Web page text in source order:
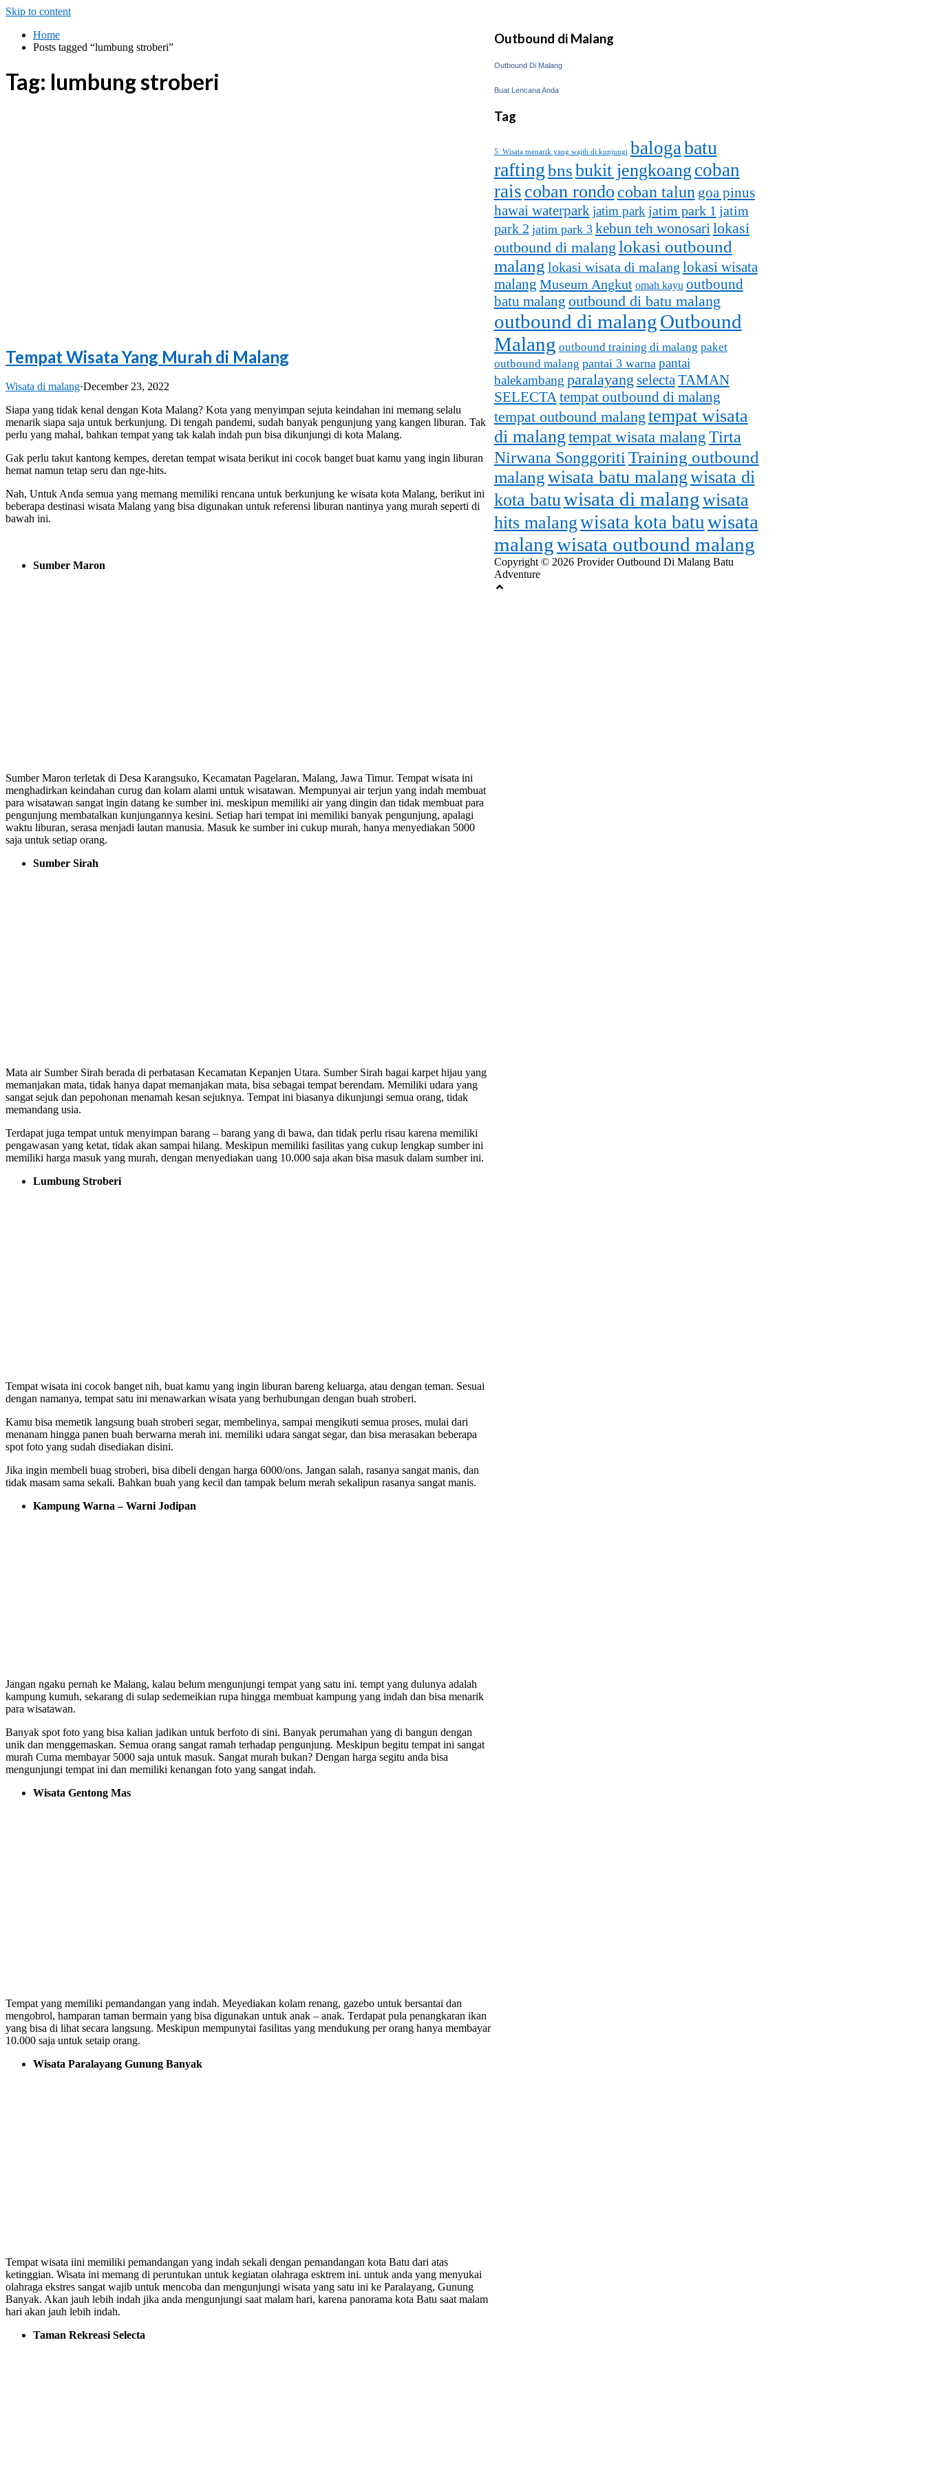
Skip to content
Home
Posts tagged “lumbung stroberi”
Tag: lumbung stroberi
Tempat Wisata Yang Murah di Malang
Wisata di malang·December 23, 2022
Siapa yang tidak kenal dengan Kota Malang? Kota yang menyimpan sejuta keindahan ini memang selalu
menarik siapa saja untuk berkunjung. Di tengah pandemi, sudah banyak pengunjung yang kangen liburan. Tak
perlu yang mahal, bahkan tempat yang tak kalah indah pun bisa dikunjungi di kota Malang.
Gak perlu takut kantong kempes, deretan tempat wisata berikut ini cocok banget buat kamu yang ingin liburan
hemat namun tetap seru dan nge-hits.
Nah, Untuk Anda semua yang memang memiliki rencana untuk berkunjung ke wisata kota Malang, berikut ini
beberapa destinasi wisata Malang yang bisa digunakan untuk referensi liburan nantinya yang murah seperti di
bawah ini.
Sumber Maron
Sumber Maron terletak di Desa Karangsuko, Kecamatan Pagelaran, Malang, Jawa Timur. Tempat wisata ini
menghadirkan keindahan curug dan kolam alami untuk wisatawan. Mempunyai air terjun yang indah membuat
para wisatawan sangat ingin datang ke sumber ini. meskipun memiliki air yang dingin dan tidak membuat para
pengunjung membatalkan kunjungannya kesini. Setiap hari tempat ini memiliki banyak pengunjung, apalagi
waktu liburan, serasa menjadi lautan manusia. Masuk ke sumber ini cukup murah, hanya menyediakan 5000
saja untuk setiap orang.
Sumber Sirah
Mata air Sumber Sirah berada di perbatasan Kecamatan Kepanjen Utara. Sumber Sirah bagai karpet hijau yang
memanjakan mata, tidak hanya dapat memanjakan mata, bisa sebagai tempat berendam. Memiliki udara yang
sangat sejuk dan pepohonan menamah kesan sejuknya. Tempat ini biasanya dikunjungi semua orang, tidak
memandang usia.
Terdapat juga tempat untuk menyimpan barang – barang yang di bawa, dan tidak perlu risau karena memiliki
pengawasan yang ketat, tidak akan sampai hilang. Meskipun memiliki fasilitas yang cukup lengkap sumber ini
memiliki harga masuk yang murah, dengan menyediakan uang 10.000 saja akan bisa masuk dalam sumber ini.
Lumbung Stroberi
Tempat wisata ini cocok banget nih, buat kamu yang ingin liburan bareng keluarga, atau dengan teman. Sesuai
dengan namanya, tempat satu ini menawarkan wisata yang berhubungan dengan buah stroberi.
Kamu bisa memetik langsung buah stroberi segar, membelinya, sampai mengikuti semua proses, mulai dari
menanam hingga panen buah berwarna merah ini. memiliki udara sangat segar, dan bisa merasakan beberapa
spot foto yang sudah disediakan disini.
Jika ingin membeli buag stroberi, bisa dibeli dengan harga 6000/ons. Jangan salah, rasanya sangat manis, dan
tidak masam sama sekali. Bahkan buah yang kecil dan tampak belum merah sekalipun rasanya sangat manis.
Kampung Warna – Warni Jodipan
Jangan ngaku pernah ke Malang, kalau belum mengunjungi tempat yang satu ini. tempt yang dulunya adalah
kampung kumuh, sekarang di sulap sedemeikian rupa hingga membuat kampung yang indah dan bisa menarik
para wisatawan.
Banyak spot foto yang bisa kalian jadikan untuk berfoto di sini. Banyak perumahan yang di bangun dengan
unik dan menggemaskan. Semua orang sangat ramah terhadap pengunjung. Meskipun begitu tempat ini sangat
murah Cuma membayar 5000 saja untuk masuk. Sangat murah bukan? Dengan harga segitu anda bisa
mengunjungi tempat ini dan memiliki kenangan foto yang sangat indah.
Wisata Gentong Mas
Tempat yang memiliki pemandangan yang indah. Meyediakan kolam renang, gazebo untuk bersantai dan
mengobrol, hamparan taman bermain yang bisa digunakan untuk anak – anak. Terdapat pula penangkaran ikan
yang bisa di lihat secara langsung. Meskipun mempunytai fasilitas yang mendukung per orang hanya membayar
10.000 saja untuk setaip orang.
Wisata Paralayang Gunung Banyak
Tempat wisata iini memiliki pemandangan yang indah sekali dengan pemandangan kota Batu dari atas
ketinggian. Wisata ini memang di peruntukan untuk kegiatan olahraga esktrem ini. untuk anda yang menyukai
olahraga ekstres sangat wajib untuk mencoba dan mengunjungi wisata yang satu ini ke Paralayang, Gunung
Banyak. Akan jauh lebih indah jika anda mengunjungi saat malam hari, karena panorama kota Batu saat malam
hari akan jauh lebih indah.
Taman Rekreasi Selecta
Outbound di Malang
Outbound Di Malang
Buat Lencana Anda
Tag
5 Wisata menarik yang wajib di kunjungi baloga batu
raftingbnsbukit jengkoang coban
rais coban rondo coban talun goa pinus
hawai waterpark jatim park jatim park 1 jatim
park 2 jatim park 3 kebun teh wonosarilokasi
outbound di malang lokasi outbound
malang lokasi wisata di malang lokasi wisata
malang Museum Angkut omah kayu outbound
batu malang outbound di batu malang
outbound di malangOutbound
Malang outbound training di malang paket
outbound malang pantai 3 warna pantai
balekambang paralayang selectaTAMAN
SELECTAtempat outbound di malang
tempat outbound malang tempat wisata
di malangtempat wisata malangTirta
Nirwana Songgoriti Training outbound
malangwisata batu malangwisata di
kota batuwisata di malangwisata
hits malangwisata kota batu wisata
malangwisata outbound malang
Copyright © 2026 Provider Outbound Di Malang Batu
Adventure